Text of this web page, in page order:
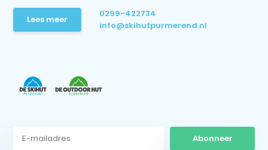
Lees meer
0299-422734
info@skihutpurmerend.nl
Abonneer